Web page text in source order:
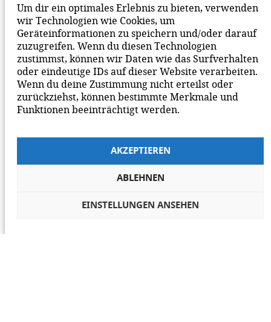
Um dir ein optimales Erlebnis zu bieten, verwenden
wir Technologien wie Cookies, um
Geräteinformationen zu speichern und/oder darauf
zuzugreifen. Wenn du diesen Technologien
zustimmst, können wir Daten wie das Surfverhalten
oder eindeutige IDs auf dieser Website verarbeiten.
Wenn du deine Zustimmung nicht erteilst oder
zurückziehst, können bestimmte Merkmale und
Funktionen beeinträchtigt werden.
AKZEPTIEREN
ABLEHNEN
EINSTELLUNGEN ANSEHEN
MITEINANDER AUF UNSERER SEITE.